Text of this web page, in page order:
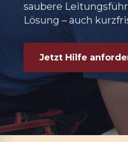
saubere
Lösung – auch
Jetzt Hilfe